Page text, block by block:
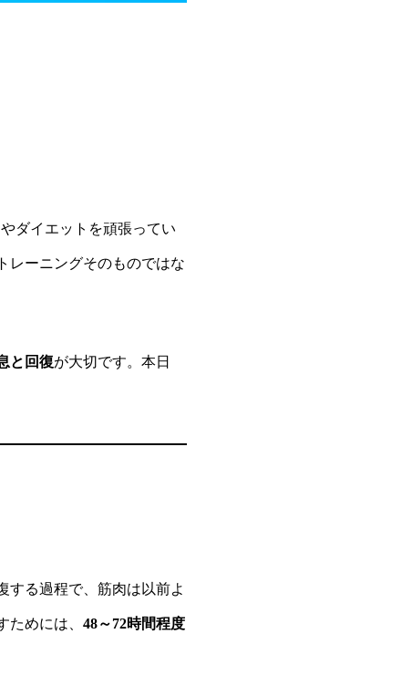
ダイエットを頑張ってい
レーニングそのものではな
と回復が大切です。本日
する過程で、筋肉は以前よ
めには、 48～72時間程度